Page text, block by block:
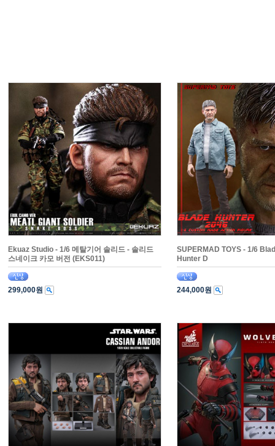
Ekuaz Studio - 1/6 메탈기어 솔리드 - 솔리드
스네이크 카모 버전 (EKS011)
299,000원
SUPERMAD TOYS - 1/6
Hunter D
244,000원